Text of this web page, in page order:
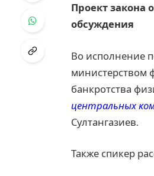
Проект закона
обсуждения
Во исполнение
министерством
банкротства
центральных
Султангазиев.
Также спикер